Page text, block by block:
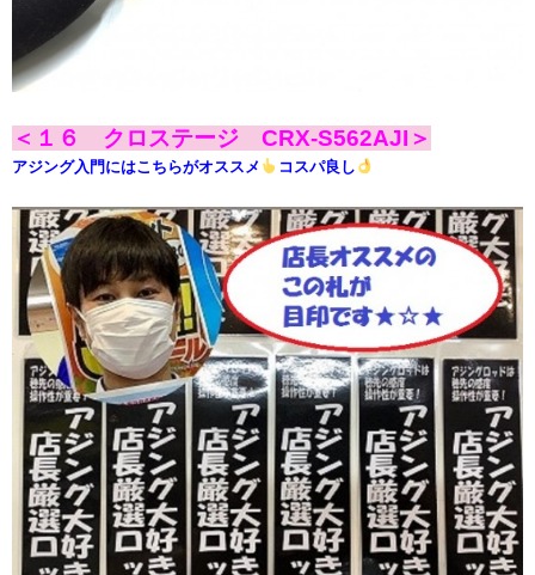
＜１６ クロステージ CRX-S562AJI＞
アジング入門にはこちらがオススメ コスパ良し